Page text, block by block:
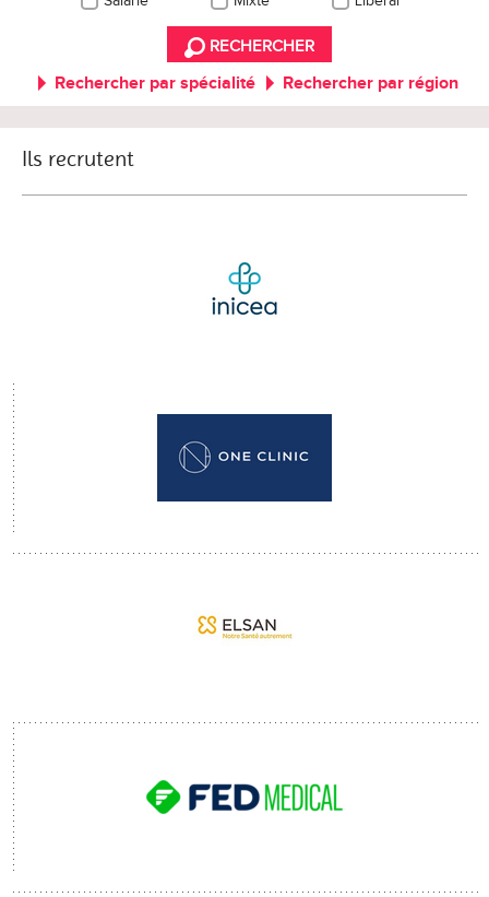
RECHERCHER
Rechercher par spécialité Rechercher par région
Ils recrutent